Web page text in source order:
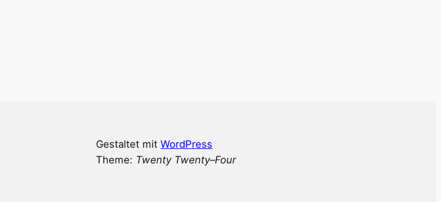
Gestaltet mit WordPress
Theme: Twenty Twenty–Four